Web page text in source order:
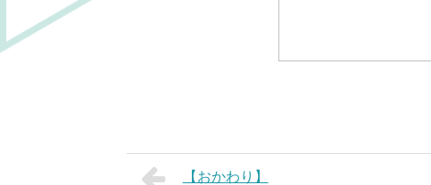
【おかわり】